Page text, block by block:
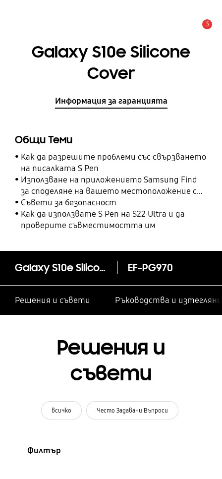
3
Galaxy S10e Silicone
Cover
Информация за гаранцията
Общи Теми
Как да разрешите проблеми със свързването
на писалката S Pen
Използване на приложението Samsung Find
за споделяне на вашето местоположение с
вашите приятели, дете, семейство и други
контакти
Съвети за безопасност
Как да използвате S Pen на S22 Ultra и да
проверите съвместимостта им
Galaxy S10e Silicone Cover EF-PG970
Решения и съвети Ръководства и
Решения и
съвети
всичко Често Задавани Въпроси
Филтър